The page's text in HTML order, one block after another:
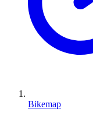
Bikemap